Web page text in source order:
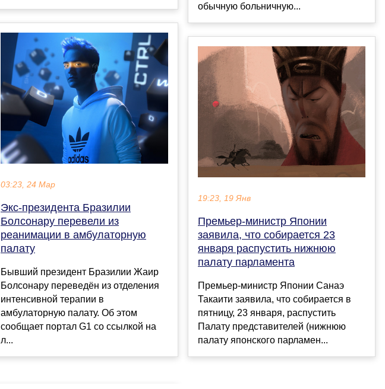
03:23, 24 Мар
Экс-президента Бразилии
Болсонару перевели из
реанимации в амбулаторную
палату
Бывший президент Бразилии Жаир
Болсонару переведён из отделения
интенсивной терапии в
амбулаторную палату. Об этом
сообщает портал G1 со ссылкой на
л...
обычную больничную...
19:23, 19 Янв
Премьер-министр Японии
заявила, что собирается 23
января распустить нижнюю
палату парламента
Премьер-министр Японии Санаэ
Такаити заявила, что собирается в
пятницу, 23 января, распустить
Палату представителей (нижнюю
палату японского парламен...